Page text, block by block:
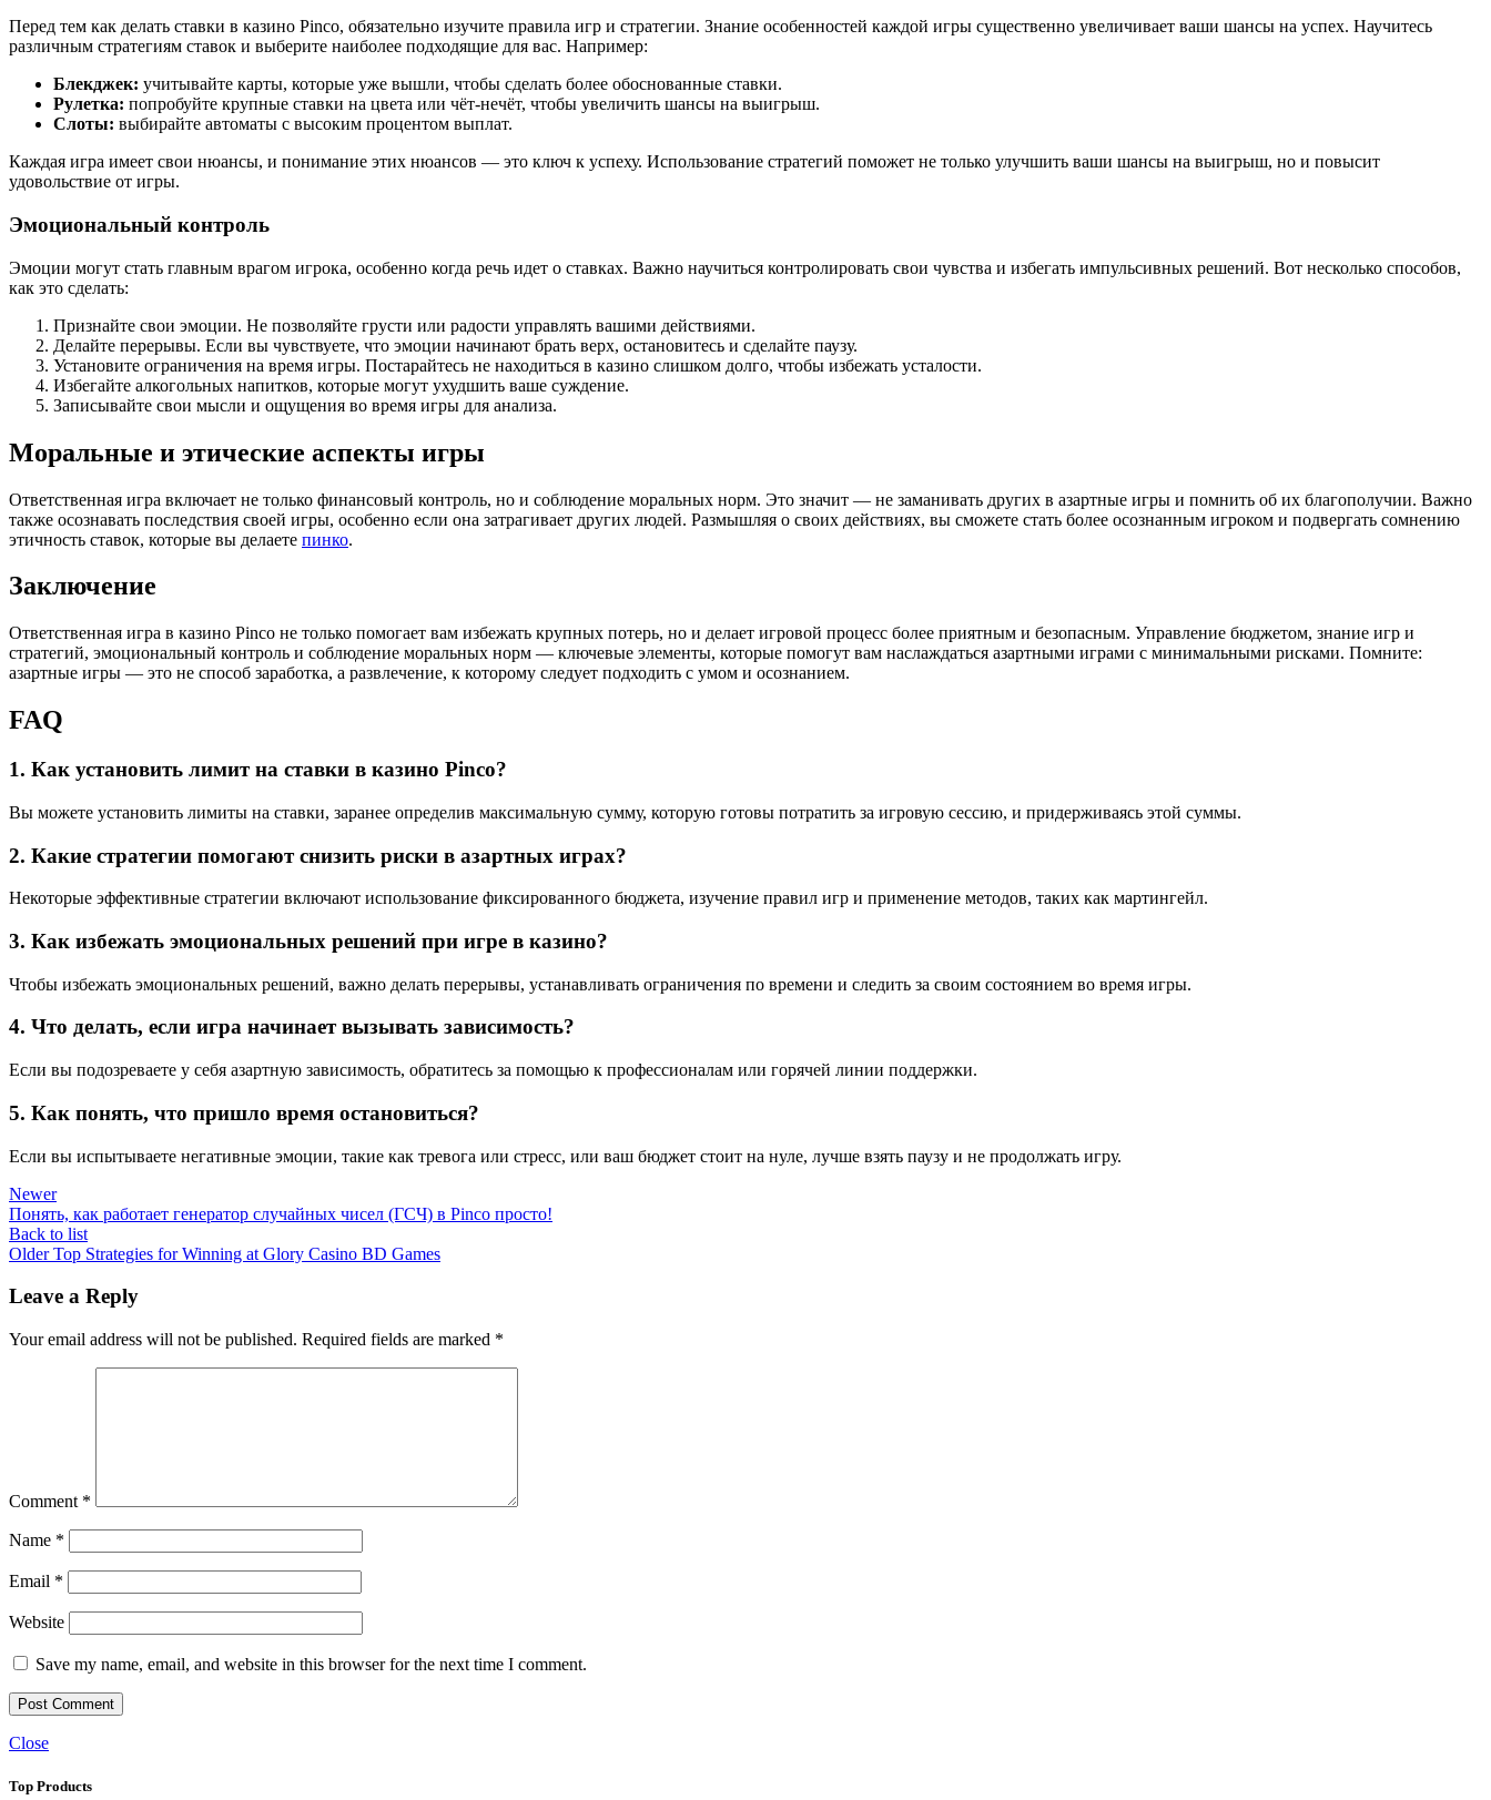
Перед тем как делать ставки в казино Pinco, обязательно изучите правила игр и стратегии. Знание особенностей каждой игры существенно увеличивает ваши шансы на успех. Научитесь
различным стратегиям ставок и выберите наиболее подходящие для вас. Например:
Блекджек: учитывайте карты, которые уже вышли, чтобы сделать более обоснованные ставки.
Рулетка: попробуйте крупные ставки на цвета или чёт-нечёт, чтобы увеличить шансы на выигрыш.
Слоты: выбирайте автоматы с высоким процентом выплат.
Каждая игра имеет свои нюансы, и понимание этих нюансов — это ключ к успеху. Использование стратегий поможет не только улучшить ваши шансы на выигрыш, но и повысит
удовольствие от игры.
Эмоциональный контроль
Эмоции могут стать главным врагом игрока, особенно когда речь идет о ставках. Важно научиться контролировать свои чувства и избегать импульсивных решений. Вот несколько способов,
как это сделать:
Признайте свои эмоции. Не позволяйте грусти или радости управлять вашими действиями.
Делайте перерывы. Если вы чувствуете, что эмоции начинают брать верх, остановитесь и сделайте паузу.
Установите ограничения на время игры. Постарайтесь не находиться в казино слишком долго, чтобы избежать усталости.
Избегайте алкогольных напитков, которые могут ухудшить ваше суждение.
Записывайте свои мысли и ощущения во время игры для анализа.
Моральные и этические аспекты игры
Ответственная игра включает не только финансовый контроль, но и соблюдение моральных норм. Это значит — не заманивать других в азартные игры и помнить об их благополучии. Важно
также осознавать последствия своей игры, особенно если она затрагивает других людей. Размышляя о своих действиях, вы сможете стать более осознанным игроком и подвергать сомнению
этичность ставок, которые вы делаете пинко.
Заключение
Ответственная игра в казино Pinco не только помогает вам избежать крупных потерь, но и делает игровой процесс более приятным и безопасным. Управление бюджетом, знание игр и
стратегий, эмоциональный контроль и соблюдение моральных норм — ключевые элементы, которые помогут вам наслаждаться азартными играми с минимальными рисками. Помните:
азартные игры — это не способ заработка, а развлечение, к которому следует подходить с умом и осознанием.
FAQ
1. Как установить лимит на ставки в казино Pinco?
Вы можете установить лимиты на ставки, заранее определив максимальную сумму, которую готовы потратить за игровую сессию, и придерживаясь этой суммы.
2. Какие стратегии помогают снизить риски в азартных играх?
Некоторые эффективные стратегии включают использование фиксированного бюджета, изучение правил игр и применение методов, таких как мартингейл.
3. Как избежать эмоциональных решений при игре в казино?
Чтобы избежать эмоциональных решений, важно делать перерывы, устанавливать ограничения по времени и следить за своим состоянием во время игры.
4. Что делать, если игра начинает вызывать зависимость?
Если вы подозреваете у себя азартную зависимость, обратитесь за помощью к профессионалам или горячей линии поддержки.
5. Как понять, что пришло время остановиться?
Если вы испытываете негативные эмоции, такие как тревога или стресс, или ваш бюджет стоит на нуле, лучше взять паузу и не продолжать игру.
Newer
Понять, как работает генератор случайных чисел (ГСЧ) в Pinco просто!
Back to list
Older Top Strategies for Winning at Glory Casino BD Games
Leave a Reply
Your email address will not be published. Required fields are marked *
Comment *
Name *
Email *
Website
Save my name, email, and website in this browser for the next time I comment.
Close
Top Products